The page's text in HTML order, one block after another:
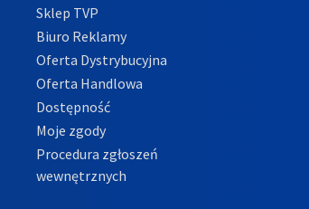
Sklep TVP
Biuro Reklamy
Oferta Dystrybucyjna
Oferta Handlowa
Dostępność
Moje zgody
Procedura zgłoszeń
wewnętrznych